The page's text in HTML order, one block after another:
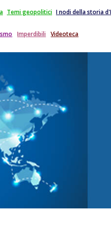
Temi geopolitici I nodi della storia
Imperdibili Videoteca